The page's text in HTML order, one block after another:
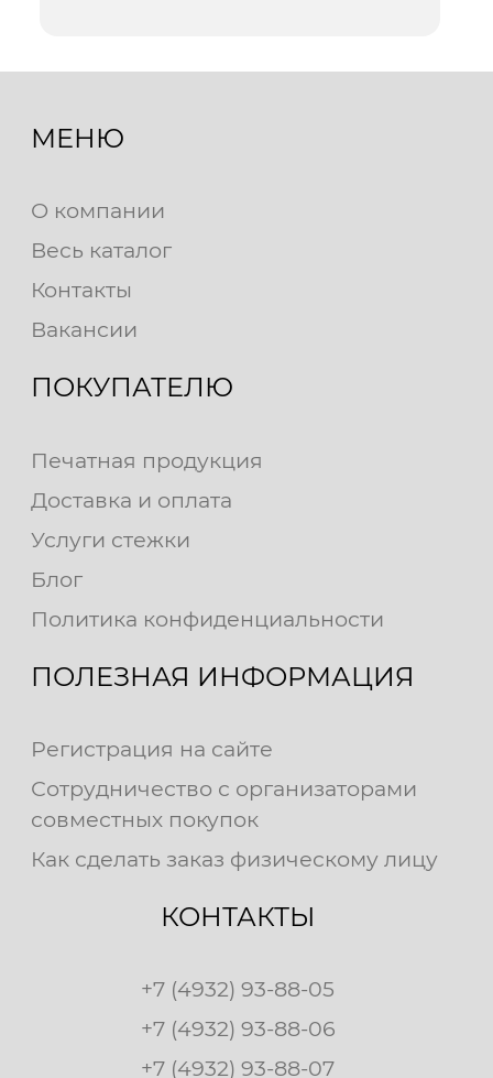
МЕНЮ
О компании
Весь каталог
Контакты
Вакансии
ПОКУПАТЕЛЮ
Печатная продукция
Доставка и оплата
Услуги стежки
Блог
Политика конфиденциальности
ПОЛЕЗНАЯ ИНФОРМАЦИЯ
Регистрация на сайте
Сотрудничество с организаторами
совместных покупок
Как сделать заказ физическому лицу
КОНТАКТЫ
+7 (4932) 93-88-05
+7 (4932) 93-88-06
+7 (4932) 93-88-07